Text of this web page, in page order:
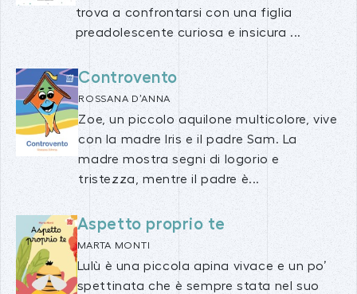
trova a confrontarsi con una figlia
preadolescente curiosa e insicura ...
Controvento
ROSSANA D’ANNA
Zoe, un piccolo aquilone multicolore, vive
con la madre Iris e il padre Sam. La
madre mostra segni di logorio e
tristezza, mentre il padre è...
Aspetto proprio te
MARTA MONTI
Lulù è una piccola apina vivace e un po’
spettinata che è sempre stata nel suo